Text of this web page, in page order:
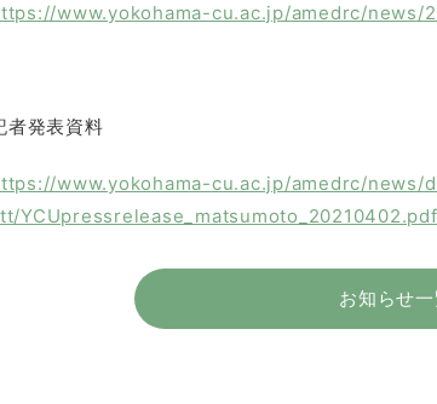
www.yokohama-cu.ac.jp/amedrc/news/
者発表資料
www.yokohama-cu.ac.jp/amedrc/news/
YCUpressrelease_matsumoto_20210402.pdf
お知らせ